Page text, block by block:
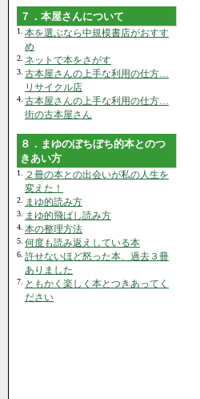
７．本屋さんについて
1.
本を選ぶなら中規模書店がおすす
め
2. ネットで本をさがす
3. 古本屋さんの上手な利用の仕方…
リサイクル店
4. 古本屋さんの上手な利用の仕方…
街の古本屋さん
８．まゆのぼちぼち的本とのつ
きあい方
1.
２冊の本との出会いが私の人生を
変えた！
2. まゆ的読み方
3. まゆ的飛ばし読み方
4. 本の整理方法
5. 何度も読み返えしている本
6. 許せないほど怒った本、過去３冊
ありました
7.
ともかく楽しく本とつきあってく
ださい